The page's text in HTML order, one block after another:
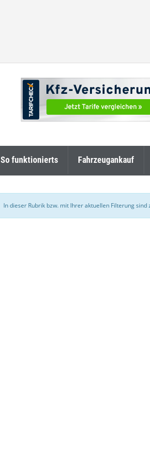
So funktionierts Fahrzeugankauf
In dieser Rubrik bzw. mit Ihrer aktuellen Filterung